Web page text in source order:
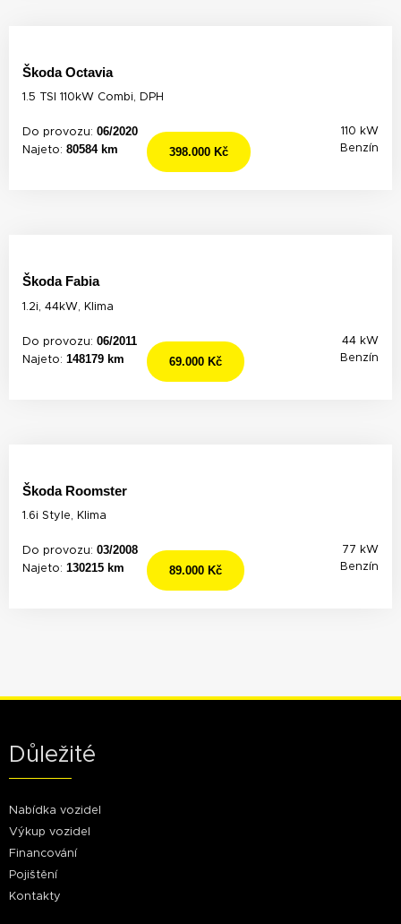
Škoda Octavia
1.5 TSI 110kW Combi, DPH
Do provozu: 06/2020
Najeto: 80584 km
110 kW
Benzín
398.000 Kč
Škoda Fabia
1.2i, 44kW, Klima
Do provozu: 06/2011
Najeto: 148179 km
44 kW
Benzín
69.000 Kč
Škoda Roomster
1.6i Style, Klima
Do provozu: 03/2008
Najeto: 130215 km
77 kW
Benzín
89.000 Kč
Důležité
Nabídka vozidel
Výkup vozidel
Financování
Pojištění
Kontakty